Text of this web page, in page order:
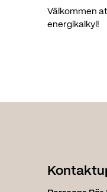
Välkommen
energikalkyl!